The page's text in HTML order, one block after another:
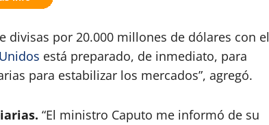
divisas por 20.000 millones de dólares con el
está preparado, de inmediato, para
para estabilizar los mercados”, agregó.
“El ministro Caputo me informó de su